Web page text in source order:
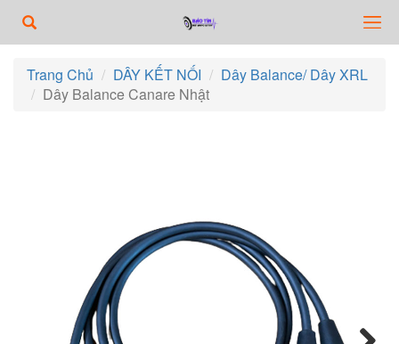
Trang Chủ DÂY KẾT NỐI
Dây Balance/ Dây XRL
Dây Balance Canare Nhật